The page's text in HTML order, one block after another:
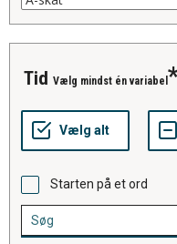
tid Vælg mindst én variabel
Starten på et ord